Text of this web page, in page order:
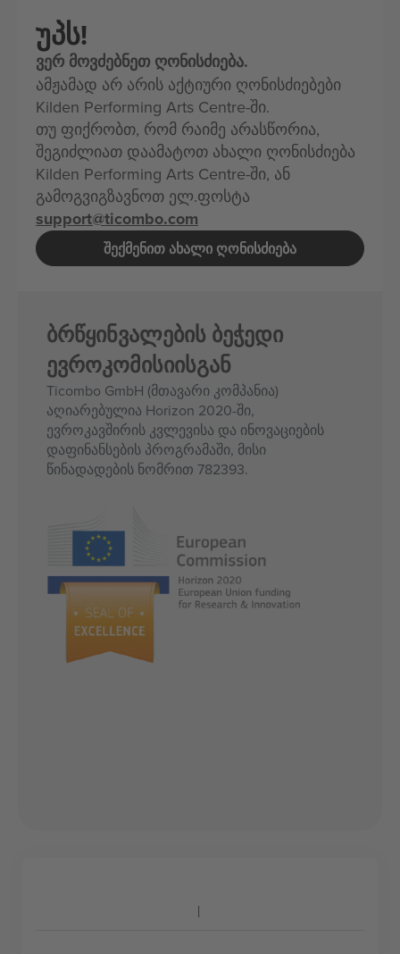
უპს!
ვერ მოვძებნეთ ღონისძიება.
ამჟამად არ არის აქტიური ღონისძიებები
Kilden Performing Arts Centre-ში.
თუ ფიქრობთ, რომ რაიმე არასწორია,
შეგიძლიათ დაამატოთ ახალი ღონისძიება
Kilden Performing Arts Centre-ში, ან
გამოგვიგზავნოთ ელ.ფოსტა
support@ticombo.com
ᲨᲔᲥᲛᲔᲜᲘᲗ ᲐᲮᲐᲚᲘ ᲦᲝᲜᲘᲡᲫᲘᲔᲑᲐ
ბრწყინვალების ბეჭედი
ევროკომისიისგან
Ticombo GmbH (მთავარი კომპანია)
აღიარებულია Horizon 2020-ში,
ევროკავშირის კვლევისა და ინოვაციების
დაფინანსების პროგრამაში, მისი
წინადადების ნომრით 782393.